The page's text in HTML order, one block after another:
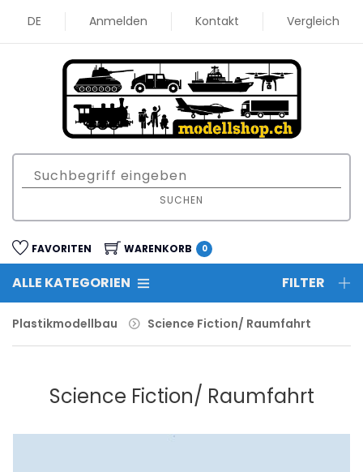
DE Anmelden Kontakt Vergleich
SUCHEN
FAVORITEN WARENKORB 0
ALLE KATEGORIEN FILTER
Plastikmodellbau Science Fiction/ Raumfahrt
Science Fiction/ Raumfahrt